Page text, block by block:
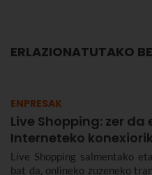
ERLAZIONATUTAKO
ENPRESAK
Live Shopping: zer
Interneteko
Live Shopping salmentako
bat da, onlineko zuzeneko